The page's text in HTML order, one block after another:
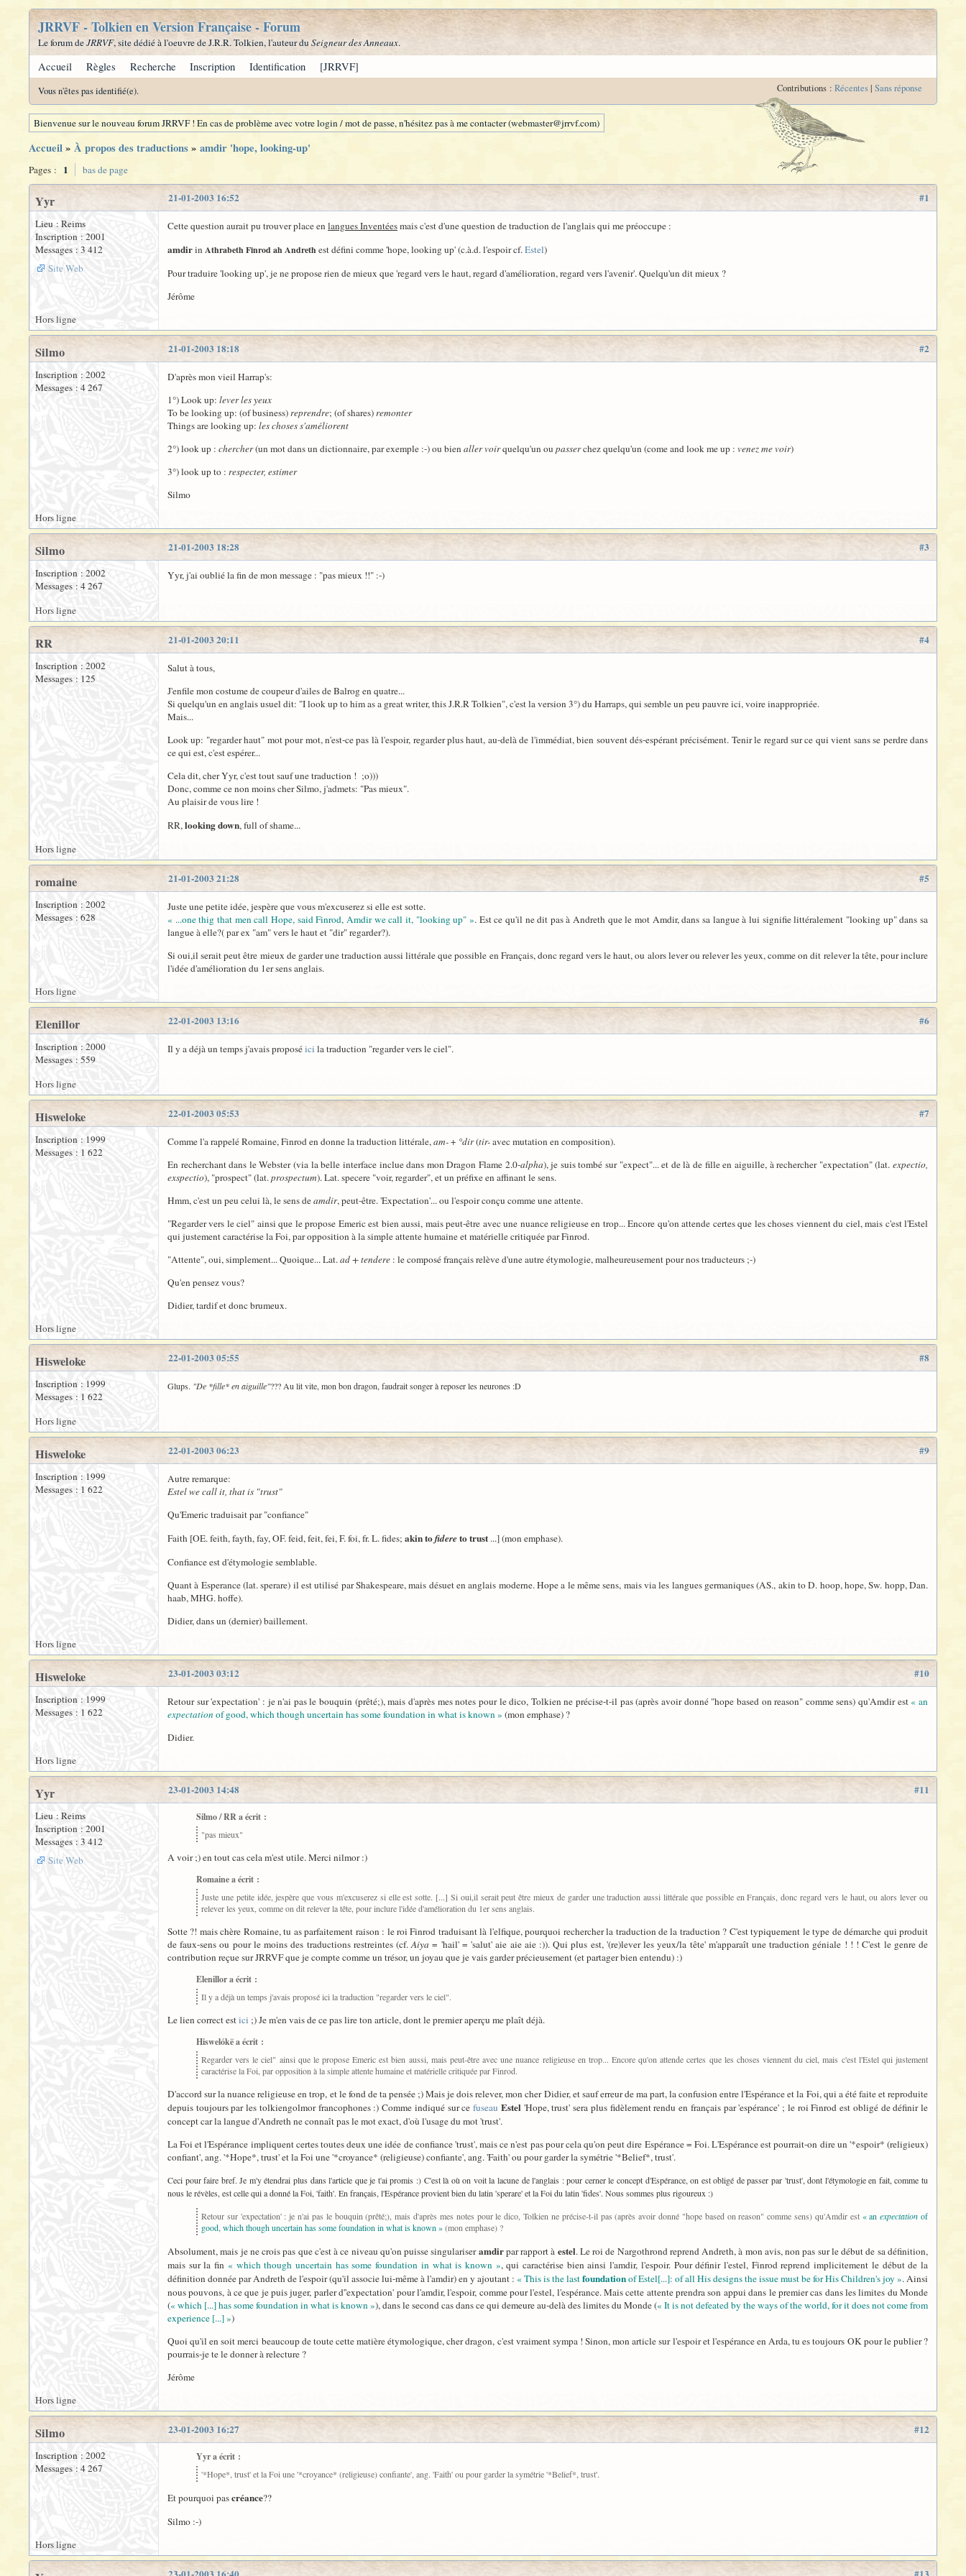
JRRVF - Tolkien en Version Française - Forum
Le forum deJRRVF, site dédié à l'oeuvre de J.R.R. Tolkien, l'auteur du Seigneur des Anneaux.
Accueil Règles Recherche Inscription Identification [JRRVF]
Vous n'êtes pas identifié(e). Contributions : Récentes| Sans réponse
Bienvenue sur le nouveau forum JRRVF ! En cas de problème avec votre login / mot de passe, n'hésitez pas à me contacter (webmaster@jrrvf.com)
Accueil» À propos des traductions» amdir 'hope, looking-up'
Pages : 1 bas de page
#1
21-01-2003 16:52
Yyr
Lieu : Reims
Inscription : 2001
Messages : 3 412
Site Web
Cette question aurait pu trouver place enlangues Inventéesmais c'est d'une question de traduction de l'anglais qui me préoccupe :
amdirinAthrabeth Finrod ah Andrethest défini comme 'hope, looking up' (c.à.d. l'espoir cf.Estel)
Pour traduire 'looking up', je ne propose rien de mieux que 'regard vers le haut, regard d'amélioration, regard vers l'avenir'. Quelqu'un dit mieux ?
Jérôme
Hors ligne
#2
21-01-2003 18:18
Silmo
Inscription : 2002
Messages : 4 267
D'après mon vieil Harrap's:
1°) Look up: lever les yeux
To be looking up: (of business)reprendre; (of shares)remonter
Things are looking up: les choses s'améliorent
2°) look up : chercher(un mot dans un dictionnaire, par exemple :-) ou bienaller voirquelqu'un ou passerchez quelqu'un (come and look me up : venez me voir)
3°) look up to : respecter, estimer
Silmo
Hors ligne
#3
21-01-2003 18:28
Silmo
Inscription : 2002
Messages : 4 267
Yyr, j'ai oublié la fin de mon message : "pas mieux !!" :-)
Hors ligne
#4
21-01-2003 20:11
RR
Inscription : 2002
Messages : 125
Salut à tous,
J'enfile mon costume de coupeur d'ailes de Balrog en quatre...
Si quelqu'un en anglais usuel dit: "I look up to him as a great writer, this J.R.R Tolkien", c'est la version 3°) du Harraps, qui semble un peu pauvre ici, voire inappropriée.
Mais...
Look up: "regarder haut" mot pour mot, n'est-ce pas là l'espoir, regarder plus haut, au-delà de l'immédiat, bien souvent dés-espérant précisément. Tenir le regard sur ce qui vient sans se perdre dans
ce qui est, c'est espérer...
Cela dit, cher Yyr, c'est tout sauf une traduction ! ;o)))
Donc, comme ce non moins cher Silmo, j'admets: "Pas mieux".
Au plaisir de vous lire !
RR,looking down, full of shame...
Hors ligne
#5
21-01-2003 21:28
romaine
Inscription : 2002
Messages : 628
Juste une petite idée, jespère que vous m'excuserez si elle est sotte.
« ...one thig that men call Hope, said Finrod, Amdir we call it, "looking up" ». Est ce qu'il ne dit pas à Andreth que le mot Amdir, dans sa langue à lui signifie littéralement "looking up" dans sa
langue à elle?( par ex "am" vers le haut et "dir" regarder?).
Si oui,il serait peut être mieux de garder une traduction aussi littérale que possible en Français, donc regard vers le haut, ou alors lever ou relever les yeux, comme on dit relever la tête, pour inclure
l'idée d'amélioration du 1er sens anglais.
Hors ligne
#6
22-01-2003 13:16
Elenillor
Inscription : 2000
Messages : 559
Il y a déjà un temps j'avais proposéici la traduction "regarder vers le ciel".
Hors ligne
#7
22-01-2003 05:53
Hisweloke
Inscription : 1999
Messages : 1 622
Comme l'a rappelé Romaine, Finrod en donne la traduction littérale,am-+ °dir(tir-avec mutation en composition).
En recherchant dans le Webster (via la belle interface inclue dans mon Dragon Flame 2.0-alpha), je suis tombé sur "expect"... et de là de fille en aiguille, à rechercher "expectation" (lat.expectio,
exspectio), "prospect" (lat.prospectum). Lat. specere "voir, regarder", et un préfixe en affinant le sens.
Hmm, c'est un peu celui là, le sens deamdir, peut-être. 'Expectation'... ou l'espoir conçu comme une attente.
"Regarder vers le ciel" ainsi que le propose Emeric est bien aussi, mais peut-être avec une nuance religieuse en trop... Encore qu'on attende certes que les choses viennent du ciel, mais c'est l'Estel
qui justement caractérise la Foi, par opposition à la simple attente humaine et matérielle critiquée par Finrod.
"Attente", oui, simplement... Quoique... Lat.ad + tendere : le composé français relève d'une autre étymologie, malheureusement pour nos traducteurs ;-)
Qu'en pensez vous?
Didier, tardif et donc brumeux.
Hors ligne
#8
22-01-2003 05:55
Hisweloke
Inscription : 1999
Messages : 1 622
Glups. "De *fille* en aiguille"??? Au lit vite, mon bon dragon, faudrait songer à reposer les neurones :D
Hors ligne
#9
22-01-2003 06:23
Hisweloke
Inscription : 1999
Messages : 1 622
Autre remarque:
Estel we call it, that is "trust"
Qu'Emeric traduisait par "confiance"
Faith [OE. feith, fayth, fay, OF. feid, feit, fei, F. foi, fr. L. fides; akin tofidereto trust...] (mon emphase).
Confiance est d'étymologie semblable.
Quant à Esperance (lat. sperare) il est utilisé par Shakespeare, mais désuet en anglais moderne. Hope a le même sens, mais via les langues germaniques (AS., akin to D. hoop, hope, Sw. hopp, Dan.
haab, MHG. hoffe).
Didier, dans un (dernier) baillement.
Hors ligne
#10
23-01-2003 03:12
Hisweloke
Inscription : 1999
Messages : 1 622
Retour sur 'expectation' : je n'ai pas le bouquin (prêté;), mais d'après mes notes pour le dico, Tolkien ne précise-t-il pas (après avoir donné "hope based on reason" comme sens) qu'Amdir est « an
expectation of good, which though uncertain has some foundation in what is known » (mon emphase) ?
Didier.
Hors ligne
#11
23-01-2003 14:48
Yyr
Lieu : Reims
Inscription : 2001
Messages : 3 412
Site Web
Silmo / RR a écrit :
"pas mieux"
A voir ;) en tout cas cela m'est utile. Merci nilmor :)
Romaine a écrit :
Juste une petite idée, jespère que vous m'excuserez si elle est sotte. [...] Si oui,il serait peut être mieux de garder une traduction aussi littérale que possible en Français, donc regard vers le haut, ou alors lever ou
relever les yeux, comme on dit relever la tête, pour inclure l'idée d'amélioration du 1er sens anglais.
Sotte ?! mais chère Romaine, tu as parfaitement raison : le roi Finrod traduisant là l'elfique, pourquoi rechercher la traduction de la traduction ? C'est typiquement le type de démarche qui produit
de faux-sens ou pour le moins des traductions restreintes (cf.Aiya = 'hail' = 'salut' aie aie aie :)). Qui plus est, '(re)lever les yeux/la tête' m'apparaît une traduction géniale ! ! ! C'est le genre de
contribution reçue sur JRRVF que je compte comme un trésor, un joyau que je vais garder précieusement (et partager bien entendu) :)
Elenillor a écrit :
Il y a déjà un temps j'avais proposé ici la traduction "regarder vers le ciel".
Le lien correct estici ;) Je m'en vais de ce pas lire ton article, dont le premier aperçu me plaît déjà.
Hiswelókë a écrit :
Regarder vers le ciel" ainsi que le propose Emeric est bien aussi, mais peut-être avec une nuance religieuse en trop... Encore qu'on attende certes que les choses viennent du ciel, mais c'est l'Estel qui justement
caractérise la Foi, par opposition à la simple attente humaine et matérielle critiquée par Finrod.
D'accord sur la nuance religieuse en trop, et le fond de ta pensée ;) Mais je dois relever, mon cher Didier, et sauf erreur de ma part, la confusion entre l'Espérance et la Foi, qui a été faite et reproduite
depuis toujours par les tolkiengolmor francophones :) Comme indiqué sur cefuseau Estel'Hope, trust' sera plus fidèlement rendu en français par 'espérance' ; le roi Finrod est obligé de définir le
concept car la langue d'Andreth ne connaît pas le mot exact, d'où l'usage du mot 'trust'.
La Foi et l'Espérance impliquent certes toutes deux une idée de confiance 'trust', mais ce n'est pas pour cela qu'on peut dire Espérance = Foi. L'Espérance est pourrait-on dire un '*espoir* (religieux)
confiant', ang. '*Hope*, trust' et la Foi une '*croyance* (religieuse) confiante', ang. 'Faith' ou pour garder la symétrie '*Belief*, trust'.
Ceci pour faire bref. Je m'y étendrai plus dans l'article que je t'ai promis :) C'est là où on voit la lacune de l'anglais : pour cerner le concept d'Espérance, on est obligé de passer par 'trust', dont l'étymologie en fait, comme tu
nous le révèles, est celle qui a donné la Foi, 'faith'. En français, l'Espérance provient bien du latin 'sperare' et la Foi du latin 'fides'. Nous sommes plus rigoureux :)
Retour sur 'expectation' : je n'ai pas le bouquin (prêté;), mais d'après mes notes pour le dico, Tolkien ne précise-t-il pas (après avoir donné "hope based on reason" comme sens) qu'Amdir est « anexpectation of
good, which though uncertain has some foundation in what is known »(mon emphase) ?
Absolument, mais je ne crois pas que c'est à ce niveau qu'on puisse singulariseramdirpar rapport à estel. Le roi de Nargothrond reprend Andreth, à mon avis, non pas sur le début de sa définition,
mais sur la fin « which though uncertain has some foundation in what is known », qui caractérise bien ainsi l'amdir, l'espoir. Pour définir l'estel, Finrod reprend implicitement le début de la
définition donnée par Andreth de l'espoir (qu'il associe lui-même à l'amdir) en y ajoutant : « This is the lastfoundationof Estel[...]: of all His designs the issue must be for His Children's joy ». Ainsi
nous pouvons, à ce que je puis juger, parler d''expectation' pour l'amdir, l'espoir, comme pour l'estel, l'espérance. Mais cette attente prendra son appui dans le premier cas dans les limites du Monde
(« which [...] has some foundation in what is known »), dans le second cas dans ce qui demeure au-delà des limites du Monde (« It is not defeated by the ways of the world, for it does not come from
experience [...] »)
Quoi qu'il en soit merci beaucoup de toute cette matière étymologique, cher dragon, c'est vraiment sympa ! Sinon, mon article sur l'espoir et l'espérance en Arda, tu es toujours OK pour le publier ?
pourrais-je te le donner à relecture ?
Jérôme
Hors ligne
#12
23-01-2003 16:27
Silmo
Inscription : 2002
Messages : 4 267
Yyr a écrit :
'*Hope*, trust' et la Foi une '*croyance* (religieuse) confiante', ang. 'Faith' ou pour garder la symétrie '*Belief*, trust'.
Et pourquoi pascréance??
Silmo :-)
Hors ligne